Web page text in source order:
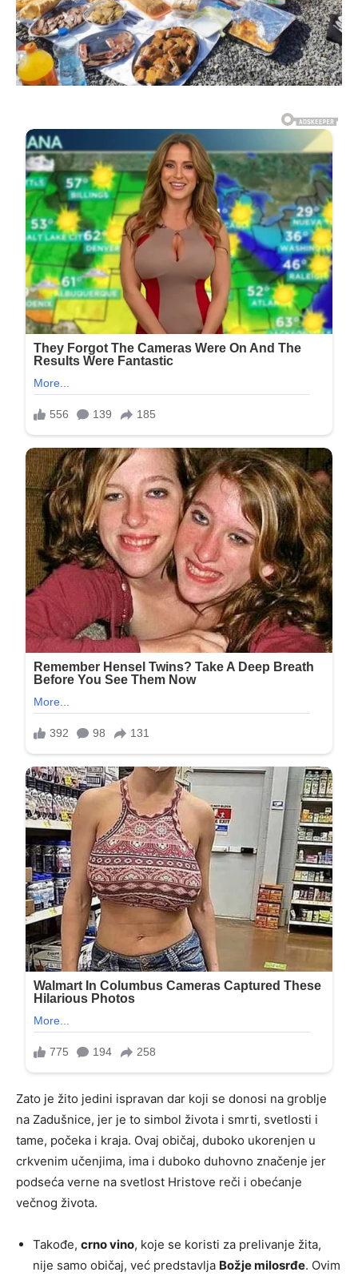
Zato je žito jedini ispravan dar koji se donosi na groblje
na Zadušnice, jer je to simbol života i smrti, svetlosti i
tame, počeka i kraja. Ovaj običaj, duboko ukorenjen u
crkvenim učenjima, ima i duboko duhovno značenje jer
podseća verne na svetlost Hristove reči i obećanje
večnog života.
Takođe, crno vino, koje se koristi za prelivanje žita,
nije samo običaj, već predstavlja Božje milosrđe. Ovim